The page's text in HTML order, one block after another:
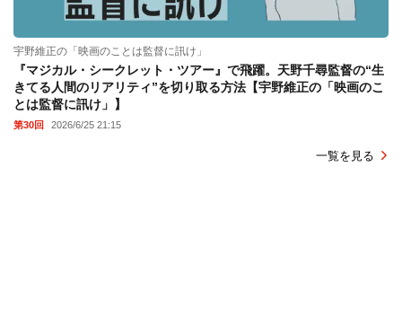
宇野維正の「映画のことは監督に訊け」
『マジカル・シークレット・ツアー』で飛躍。天野千尋監督の“生
きてる人間のリアリティ”を切り取る方法【宇野維正の「映画のこ
とは監督に訊け」】
第30回 2026/6/25 21:15
一覧を見る